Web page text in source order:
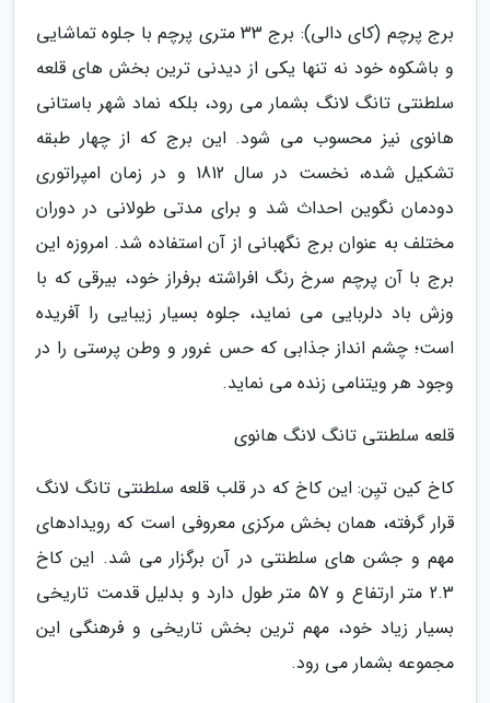
برج پرچم (کای دالی): برج 33 متری پرچم با جلوه تماشایی
و باشکوه خود نه تنها یکی از دیدنی ترین بخش های قلعه
سلطنتی تانگ لانگ بشمار می رود، بلکه نماد شهر باستانی
هانوی نیز محسوب می شود. این برج که از چهار طبقه
تشکیل شده، نخست در سال 1812 و در زمان امپراتوری
دودمان نگوین احداث شد و برای مدتی طولانی در دوران
مختلف به عنوان برج نگهبانی از آن استفاده شد. امروزه این
برج با آن پرچم سرخ رنگ افراشته برفراز خود، بیرقی که با
وزش باد دلربایی می نماید، جلوه بسیار زیبایی را آفریده
است؛ چشم انداز جذابی که حس غرور و وطن پرستی را در
وجود هر ویتنامی زنده می نماید.
قلعه سلطنتی تانگ لانگ هانوی
کاخ کین تیِن: این کاخ که در قلب قلعه سلطنتی تانگ لانگ
قرار گرفته، همان بخش مرکزی معروفی است که رویدادهای
مهم و جشن های سلطنتی در آن برگزار می شد. این کاخ
2.3 متر ارتفاع و 57 متر طول دارد و بدلیل قدمت تاریخی
بسیار زیاد خود، مهم ترین بخش تاریخی و فرهنگی این
مجموعه بشمار می رود.